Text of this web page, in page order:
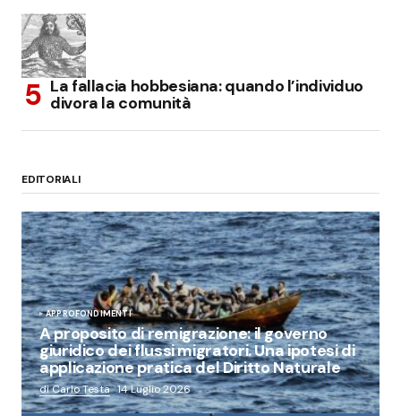
La fallacia hobbesiana: quando l’individuo
divora la comunità
EDITORIALI
APPROFONDIMENTI
A proposito di remigrazione: il governo
giuridico dei flussi migratori. Una ipotesi di
applicazione pratica del Diritto Naturale
di Carlo Testa 14 Luglio 2026